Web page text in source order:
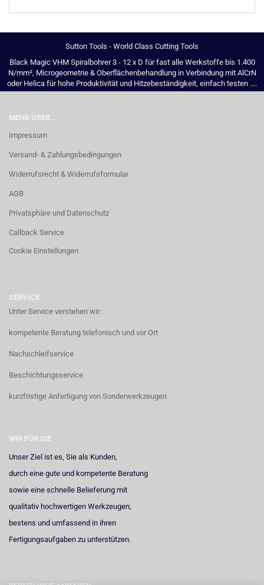
EIN.
Sutton Tools - World Class Cutting Tools
Black Magic VHM Spiralbohrer 3 - 12 x D für fast alle Werkstoffe bis 1.400
N/mm², Microgeometrie & Oberflächenbehandlung in Verbindung mit AlCrN
oder Helica für hohe Produktivität und Hitzebeständigkeit, einfach testen ....
MEHR ÜBER...
Impressum
Versand- & Zahlungsbedingungen
Widerrufsrecht & Widerrufsformular
AGB
Privatsphäre und Datenschutz
Callback Service
Cookie Einstellungen
SERVICE
Unter Service verstehen wir:
kompetente Beratung telefonisch und vor Ort
Nachschleifservice
Beschichtungsservice
kurzfristige Anfertigung von Sonderwerkzeugen
WIR FÜR SIE
Unser Ziel ist es, Sie als Kunden,
durch eine gute und kompetente Beratung
sowie eine schnelle Belieferung mit
qualitativ hochwertigen Werkzeugen,
bestens und umfassend in ihren
Fertigungsaufgaben zu unterstützen.